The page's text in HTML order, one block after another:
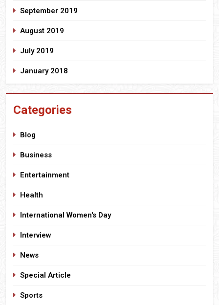
September 2019
August 2019
July 2019
January 2018
Categories
Blog
Business
Entertainment
Health
International Women's Day
Interview
News
Special Article
Sports